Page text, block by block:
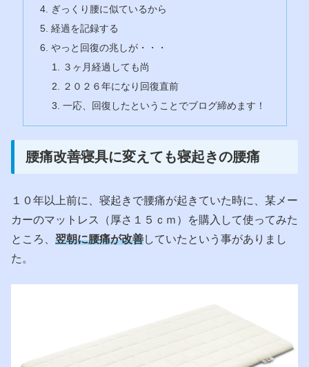
ぎっくり腰に似ているから
経過を記録する
やっと回復の兆しが・・・
３ヶ月経過しても尚
２０２６年になり回復直前
一応、回復したということでブログ締めます！
腰痛改善寝具に変えても寝起きの腰痛
１０年以上前に、寝起きで腰痛が起きていた時に、某メー
カーのマットレス（厚さ１５ｃｍ）を購入して使ってみた
ところ、 翌朝に腰痛が改善していたという事がありまし
た。